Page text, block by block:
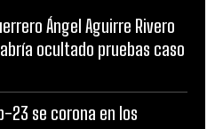
Ángel Aguirre Rivero
ocultado pruebas caso
23 se corona en los